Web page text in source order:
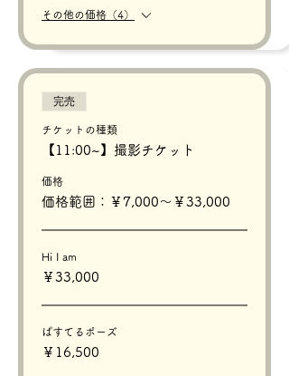
その他の価格（4）
完売
チケットの種類
【11:00~】撮影チケット
価格
価格範囲：￥7,000〜￥33,000
Hi I am
￥33,000
ぱすてるポーズ
￥16,500